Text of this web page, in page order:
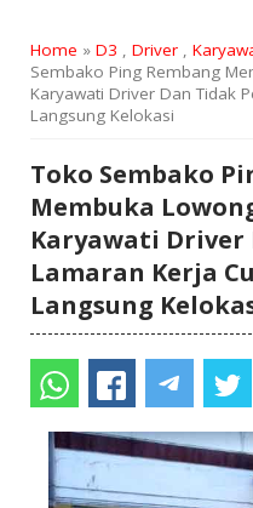
Home » D3 , Driver,
Sembako Ping Rembang
Karyawati Driver Dan Tidak
Langsung Kelokasi
Toko Sembako
Membuka
Karyawati Driver
Lamaran Kerja
Langsung